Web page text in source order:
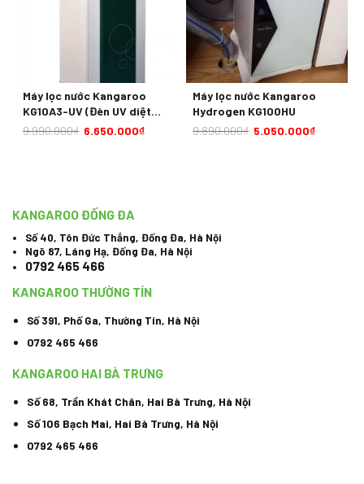
Máy lọc nước Kangaroo
KG10A3-UV (Đèn UV diệt
khuẩn)
9.990.000₫ 6.650.000₫
Máy lọc nước Kangaroo
Hydrogen KG100HU
9.890.000₫ 5.050.000₫
KANGAROO ĐỐNG ĐA
Số 40, Tôn Đức Thắng, Đống Đa, Hà Nội
Ngõ 87, Láng Hạ, Đống Đa, Hà Nội
0792 465 466
KANGAROO THƯỜNG TÍN
Số 391, Phố Ga, Thường Tín, Hà Nội
0792 465 466
KANGAROO HAI BÀ TRƯNG
Số 68, Trần Khát Chân, Hai Bà Trưng, Hà Nội
Số 106 Bạch Mai, Hai Bà Trưng, Hà Nội
0792 465 466